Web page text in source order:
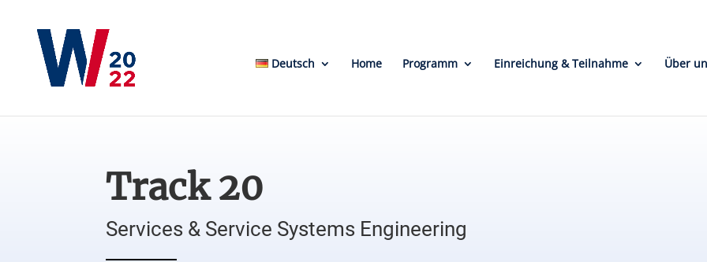
Deutsch Home Programm Einreichung & Teilnahme Über
Track 20
Services & Service Systems Engineering